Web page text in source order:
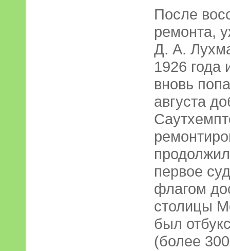
После
ремонта,
Д. А.
1926 года
вновь
августа
первое
флагом
столицы
был
(более